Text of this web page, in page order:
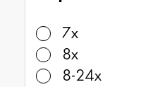
7x
8x
8-24x